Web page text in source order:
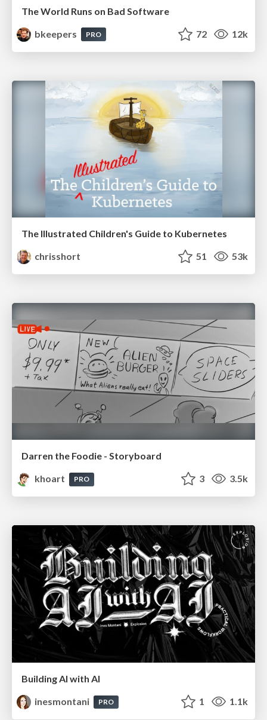
The World Runs on Bad Software
bkeepers
PRO 72 12k
The Illustrated Children's Guide to Kubernetes
chrisshort
51 53k
Darren the Foodie - Storyboard
khoart
PRO 3 3.5k
Building AI with AI
inesmontani
PRO 1 1.1k